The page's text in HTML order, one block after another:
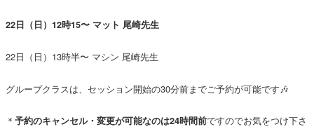
22日（日）12時15〜 マット 尾崎先生
22日（日）13時半〜 マシン 尾崎先生
グループクラスは、セッション開始の30分前までご予約が可能です🎶
＊ 予約のキャンセル・変更が可能なのは24時間前ですのでお気をつけ下さ